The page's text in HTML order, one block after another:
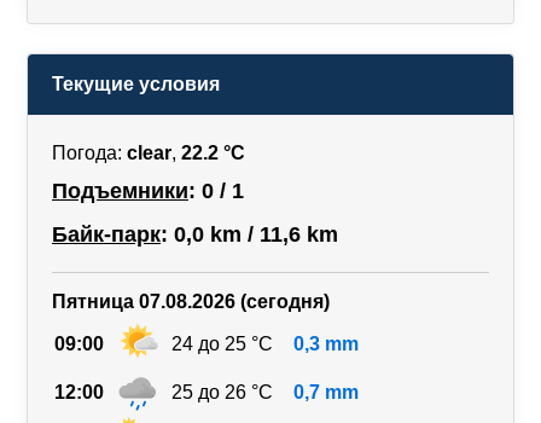
Текущие условия
Погода: clear, 22.2 °C
Подъемники: 0 / 1
Байк-парк: 0,0 km / 11,6 km
Пятница 07.08.2026 (сегодня)
09:00 24 до 25 °C 0,3 mm
12:00 25 до 26 °C 0,7 mm